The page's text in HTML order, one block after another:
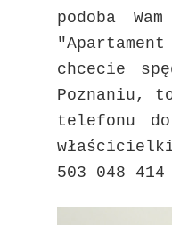
podoba
chcecie
Poznaniu, to
telefonu do
503 048